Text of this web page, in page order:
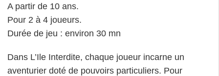
A partir de 10 ans.
Pour 2 à 4 joueurs.
Durée de jeu : environ 30 mn
Dans L’Ile Interdite, chaque joueur incarne un
aventurier doté de pouvoirs particuliers. Pour